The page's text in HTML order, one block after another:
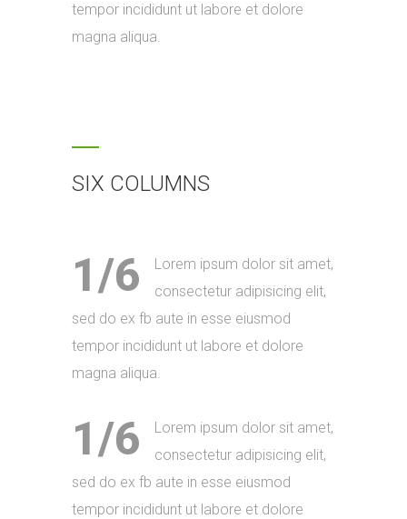
tempor incididunt ut labore et dolore
magna aliqua.
SIX COLUMNS
1/6
Lorem ipsum dolor sit amet,
consectetur adipisicing elit,
sed do ex fb aute in esse eiusmod
tempor incididunt ut labore et dolore
magna aliqua.
1/6
Lorem ipsum dolor sit amet,
consectetur adipisicing elit,
sed do ex fb aute in esse eiusmod
tempor incididunt ut labore et dolore